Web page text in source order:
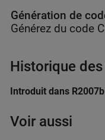
Génération de
Générez du code
Historique
Introduit dans R2007b
Voir aussi